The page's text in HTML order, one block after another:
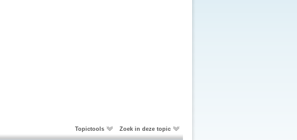
Topictools Zoek in deze topic